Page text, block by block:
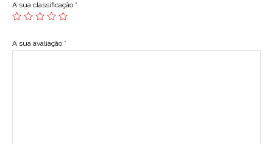
A sua classificação *
A sua avaliação *